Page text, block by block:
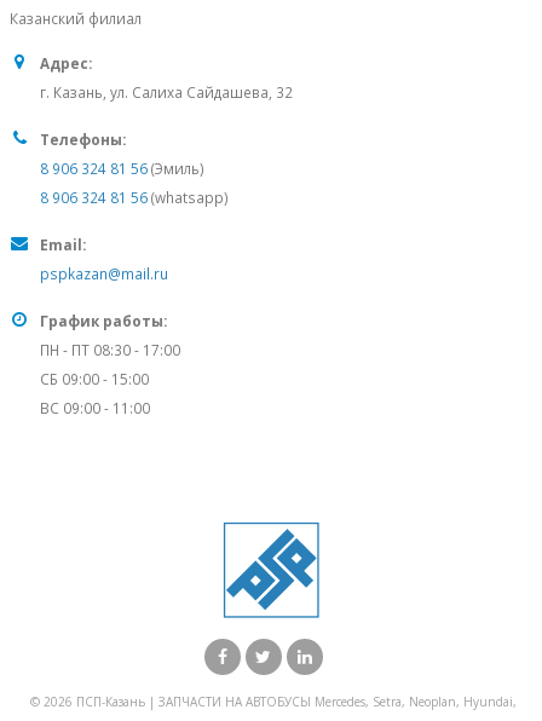
Казанский филиал
Адрес:
г. Казань, ул. Салиха Сайдашева, 32
Телефоны:
8 906 324 81 56(Эмиль)
8 906 324 81 56(whatsapp)
Email:
pspkazan@mail.ru
График работы:
ПН - ПТ 08:30 - 17:00
СБ 09:00 - 15:00
ВС 09:00 - 11:00
© 2026 ПСП-Казань | ЗАПЧАСТИ НА АВТОБУСЫ Mercedes, Setra, Neoplan, Hyundai,